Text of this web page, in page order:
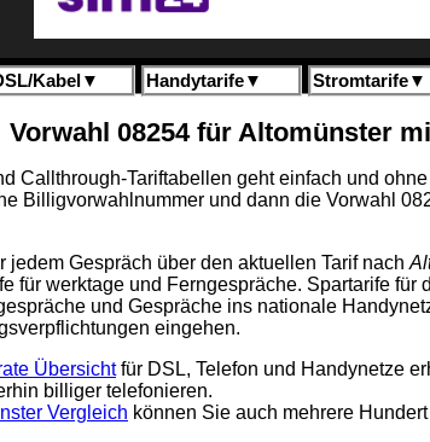
Kabel▼ Handytarife▼ Stromtarife▼
Vorwahl 08254 für Altomünster
Callthrough-Tariftabellen geht einfach und
Billigvorwahlnummer und dann die Vorwahl
Gespräch über den aktuellen Tarif nach
für werktage und Ferngespräche. Spartarife für
und Gespräche ins nationale
eingehen.
Übersichtfür DSL, Telefon und Handynetze
billiger telefonieren.
Vergleich können Sie auch mehrere